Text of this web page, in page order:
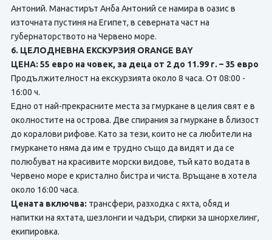
Антоний. Манастирът Анба Антоний се намира в оазис в
източната пустиня на Египет, в северната част на
губернаторството на Червено море.
6. ЦЕЛОДНЕВНА ЕКСКУРЗИЯ ORANGE BAY
ЦЕНА: 55 евро на човек, за деца от 2 до 11.99 г. – 35 евро
Продължителност на екскурзията около 8 часа. От 08:00 -
16:00 ч.
Едно от най-прекрасните места за гмуркане в целия свят е в
околностите на острова. Две спирания за гмуркане в близост
до коралови рифове. Като за тези, които не са любители на
гмуркането няма да им е трудно също да видят и да се
полюбуват на красивите морски видове, тъй като водата в
Червено море е кристално бистра и чиста. Връщане в хотела
около 16:00 часа.
Цената включва: трансфери, разходка с яхта, обяд и
напитки на яхтата, шезлонги и чадъри, спирки за шнорхелинг,
екипировка.